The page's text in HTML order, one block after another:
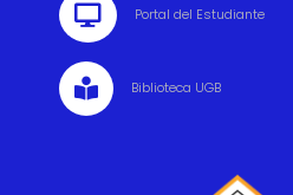
 Portal del Estudiante
 Biblioteca UGB